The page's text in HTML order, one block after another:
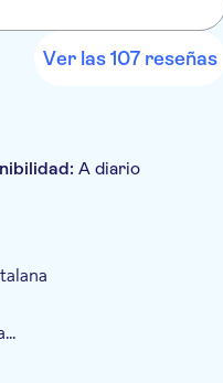
Ver las 107 reseñas
A diario